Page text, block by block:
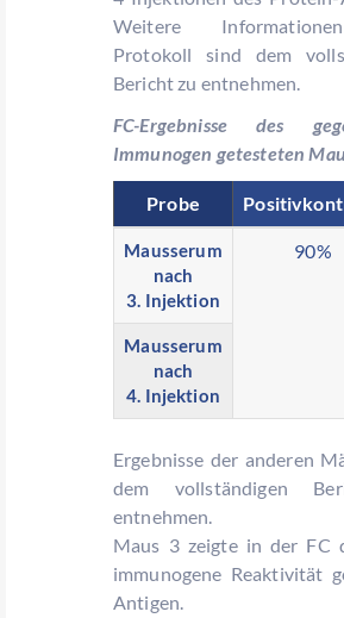
Weitere
Protokoll sind dem
Bericht zu entnehmen.
FC-Ergebnisse des
Immunogen getesteten
Probe
Mausserum
nach
3. Injektion
90%
Mausserum
nach
4. Injektion
Ergebnisse der anderen
dem vollständigen
entnehmen.
Maus 3 zeigte in der FC
immunogene Reaktivität
Antigen.